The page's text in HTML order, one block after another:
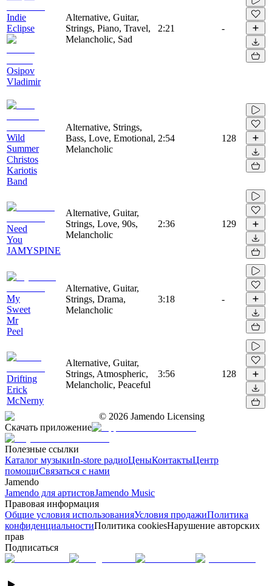
Indie
Eclipse
Osipov
Vladimir
Alternative, Guitar,
Strings, Piano, Travel,
Melancholic, Sad
2:21 -
Wild
Summer
Christos
Kariotis
Band
Alternative, Strings,
Bass, Love, Emotional,
Melancholic
2:54 128
Need
You
JAMYSPINE
Alternative, Guitar,
Strings, Love, 90s,
Melancholic
2:36 129
My
Sweet
Mr
Peel
Alternative, Guitar,
Strings, Drama,
Melancholic
3:18 -
Drifting
Erick
McNerny
Alternative, Guitar,
Strings, Atmospheric,
Melancholic, Peaceful
3:56 128
© 2026 Jamendo Licensing
Скачать приложение
Полезные ссылки
Каталог музыкиIn-store радиоЦеныКонтактыЦентр
помощиСвязаться с нами
Jamendo
Jamendo для артистовJamendo Music
Правовая информация
Общие условия использованияУсловия продажиПолитика
конфиденциальностиПолитика cookiesНарушение авторских
прав
Подписаться